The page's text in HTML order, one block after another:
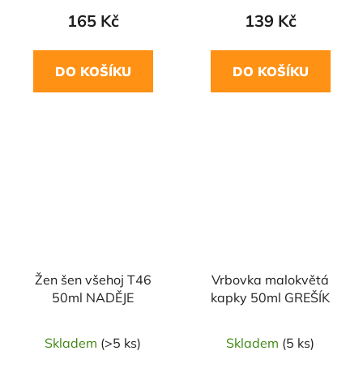
165 Kč
DO KOŠÍKU
139 Kč
DO KOŠÍKU
Žen šen všehoj T46
50ml NADĚJE
Skladem (>5 ks)
Vrbovka malokvětá
kapky 50ml GREŠÍK
Skladem (5 ks)